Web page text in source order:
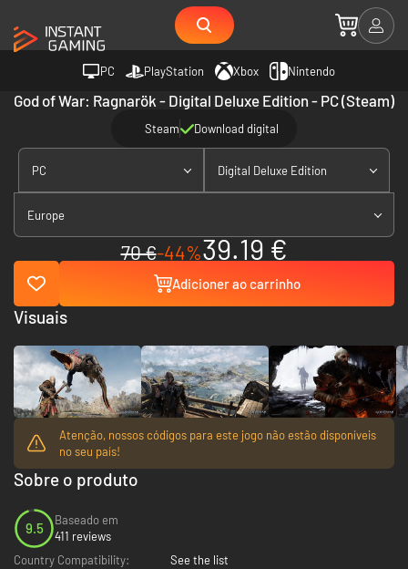
PC PlayStation Xbox Nintendo
God of War: Ragnarök - Digital Deluxe Edition - PC (Steam)
Steam Download digital
PC Digital Deluxe Edition
Europe
70 €-44%39.19 €
Adicioner ao carrinho
Atenção, nossos códigos para este jogo não estão disponíveis
no seu país!
Sobre o produto
9.5
Baseado em
411 reviews
Country Compatibility:
See the list
Visuais